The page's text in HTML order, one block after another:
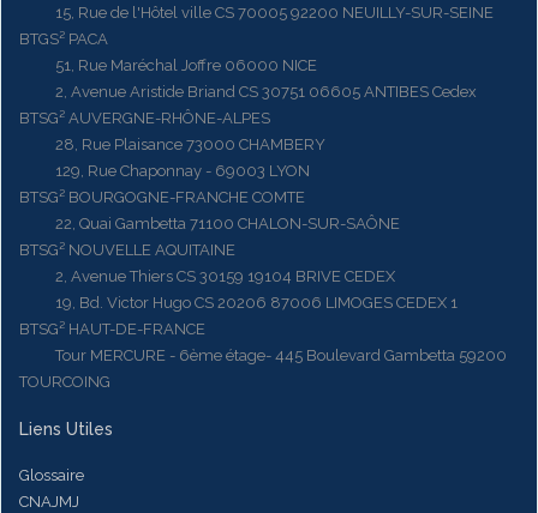
15, Rue de l'Hôtel ville CS 70005 92200 NEUILLY-SUR-SEINE
BTGS² PACA
51, Rue Maréchal Joffre 06000 NICE
2, Avenue Aristide Briand CS 30751 06605 ANTIBES Cedex
BTSG² AUVERGNE-RHÔNE-ALPES
28, Rue Plaisance 73000 CHAMBERY
129, Rue Chaponnay - 69003 LYON
BTSG² BOURGOGNE-FRANCHE COMTE
22, Quai Gambetta 71100 CHALON-SUR-SAÔNE
BTSG² NOUVELLE AQUITAINE
2, Avenue Thiers CS 30159 19104 BRIVE CEDEX
19, Bd. Victor Hugo CS 20206 87006 LIMOGES CEDEX 1
BTSG² HAUT-DE-FRANCE
Tour MERCURE - 6ème étage- 445 Boulevard Gambetta 59200
TOURCOING
Liens Utiles
Glossaire
CNAJMJ